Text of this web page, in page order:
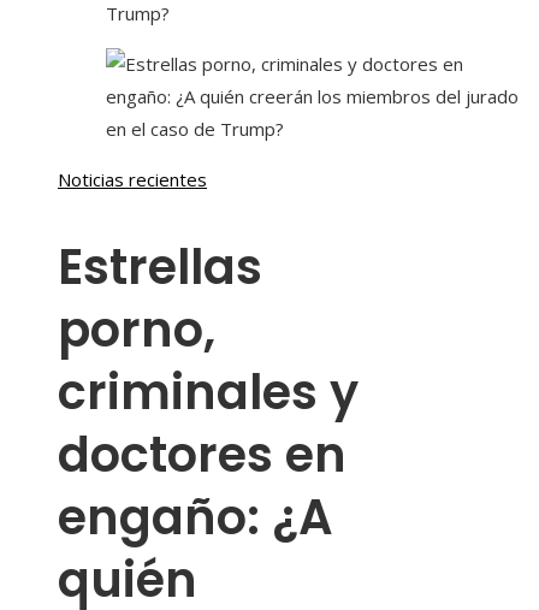
Trump?
Noticias recientes
Estrellas
porno,
criminales y
doctores en
engaño: ¿A
quién